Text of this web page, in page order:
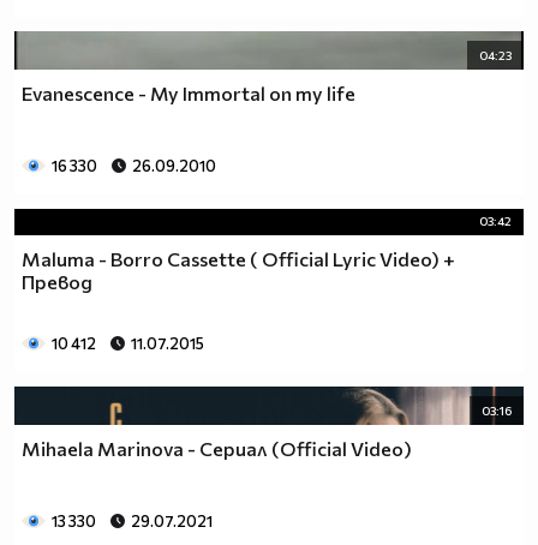
04:23
Evanescence - My Immortal on my life
16 330 26.09.2010
03:42
Maluma - Borro Cassette ( Official Lyric Video) +
Превод
10 412 11.07.2015
03:16
Mihaela Marinova - Сериал (Official Video)
13 330 29.07.2021